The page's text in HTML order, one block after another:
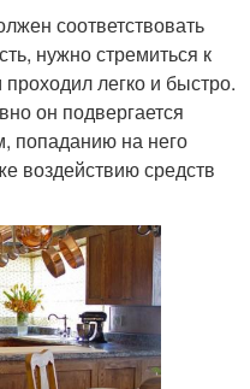
соответствовать
нужно стремиться к
легко и быстро.
он подвергается
попаданию на него
воздействию средств